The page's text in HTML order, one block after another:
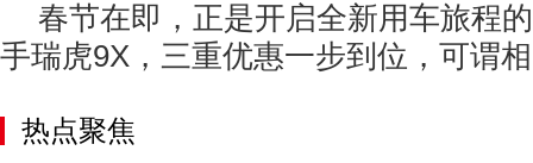
春节在即，正是开启全新用车旅程
手瑞虎9X，三重优惠一步到位，可谓
热点聚焦